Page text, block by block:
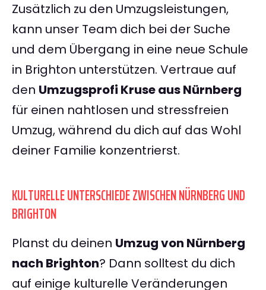
Zusätzlich zu den Umzugsleistungen,
kann unser Team dich bei der Suche
und dem Übergang in eine neue Schule
in Brighton unterstützen. Vertraue auf
den Umzugsprofi Kruse aus Nürnberg
für einen nahtlosen und stressfreien
Umzug, während du dich auf das Wohl
deiner Familie konzentrierst.
KULTURELLE UNTERSCHIEDE ZWISCHEN NÜRNBERG UND
BRIGHTON
Planst du deinen Umzug von Nürnberg
nach Brighton? Dann solltest du dich
auf einige kulturelle Veränderungen